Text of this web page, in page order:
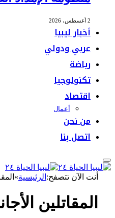
أخبار ليبيا
عربي ودولي
رياضة
تكنولوجيا
اقتصاد
أعمال
من نحن
اتصل بنا
أنت الآن تتصفح:الرئيسية»
المقاتلين